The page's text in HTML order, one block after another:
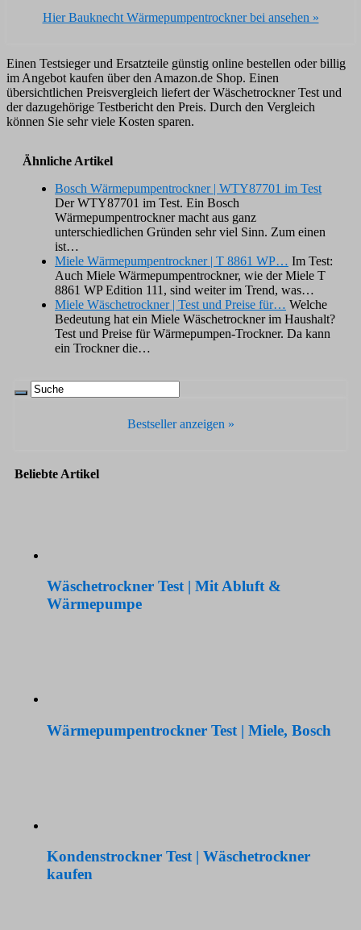
Hier Bauknecht Wärmepumpentrockner bei ansehen »
Einen Testsieger und Ersatzteile günstig online bestellen oder billig
im Angebot kaufen über den Amazon.de Shop. Einen
übersichtlichen Preisvergleich liefert der Wäschetrockner Test und
der dazugehörige Testbericht den Preis. Durch den Vergleich
können Sie sehr viele Kosten sparen.
Ähnliche Artikel
Bosch Wärmepumpentrockner | WTY87701 im Test
Der WTY87701 im Test. Ein Bosch
Wärmepumpentrockner macht aus ganz
unterschiedlichen Gründen sehr viel Sinn. Zum einen
ist…
Miele Wärmepumpentrockner | T 8861 WP… Im Test:
Auch Miele Wärmepumpentrockner, wie der Miele T
8861 WP Edition 111, sind weiter im Trend, was…
Miele Wäschetrockner | Test und Preise für… Welche
Bedeutung hat ein Miele Wäschetrockner im Haushalt?
Test und Preise für Wärmepumpen-Trockner. Da kann
ein Trockner die…
Bestseller anzeigen »
Beliebte Artikel
Wäschetrockner Test | Mit Abluft &
Wärmepumpe
Wärmepumpentrockner Test | Miele, Bosch
Kondenstrockner Test | Wäschetrockner
kaufen